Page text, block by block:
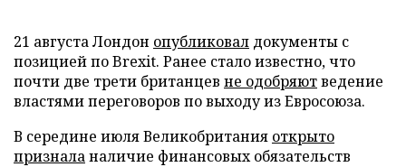
21 августа Лондон опубликовал документы с
позицией по Brexit. Ранее стало известно, что
почти две трети британцев не одобряютведение
властями переговоров по выходу из Евросоюза.
В середине июля Великобритания открыто
призналаналичие финансовых обязательств